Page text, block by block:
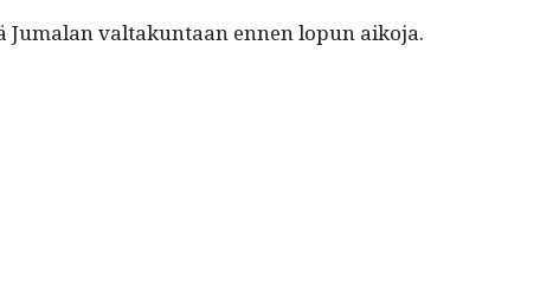
val­takun­taan ennen lop­un aikoja.